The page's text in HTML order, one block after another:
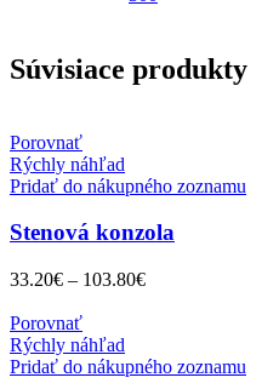
Súvisiace produkty
Porovnať
Rýchly náhľad
Pridať do nákupného zoznamu
Stenová konzola
33.20€ – 103.80€
Porovnať
Rýchly náhľad
Pridať do nákupného zoznamu